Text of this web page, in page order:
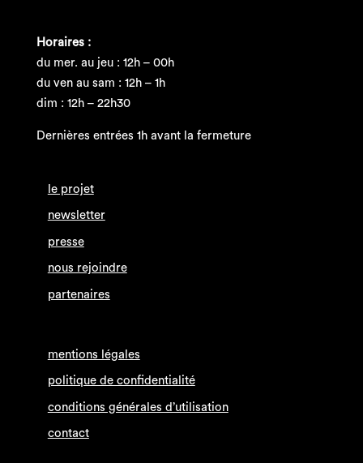
Horaires :
du mer. au jeu : 12h – 00h
du ven au sam : 12h – 1h
dim : 12h – 22h30
Dernières entrées 1h avant la fermeture
le projet
newsletter
presse
nous rejoindre
partenaires
mentions légales
politique de confidentialité
conditions générales d’utilisation
contact